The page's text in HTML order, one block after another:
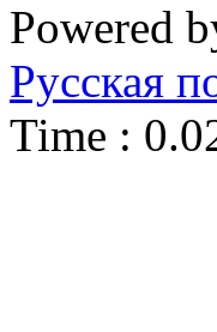
Powered
Русская
Time :